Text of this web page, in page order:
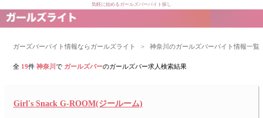
気軽に始めるガールズバーバイト探し
ガーズバーバイト情報ならガールズライト > 神奈川のガールズバーバイト情報一覧
全 19件神奈川で ガールズバーのガールズバー求人検索結果
Girl's Snack G-ROOM(ジールーム)